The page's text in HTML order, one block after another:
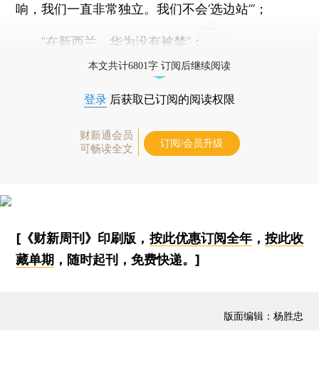
响，我们一直非常独立。我们不会‘选边站’”；
“在新西兰， 华为没有被禁”；
本文共计6801字 订阅后继续阅读
登录 后获取已订阅的阅读权限
财新通会员
可畅读全文
订阅/会员升级
[《财新周刊》印刷版， 按此优惠订阅全年， 按此收
藏单期 ，随时起刊，免费快递。]
版面编辑：杨胜忠